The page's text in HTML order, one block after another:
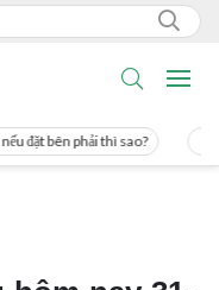
Cách uống nước mía giúp